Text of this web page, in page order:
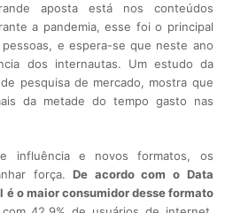
aposta está nos conteúdos
a pandemia, esse foi o principal
e espera-se que neste ano
dos internautas. Um estudo da
pesquisa de mercado, mostra que
da metade do tempo gasto nas
influência e novos formatos, os
força.De acordo com o Data
é o maior consumidor desse formato